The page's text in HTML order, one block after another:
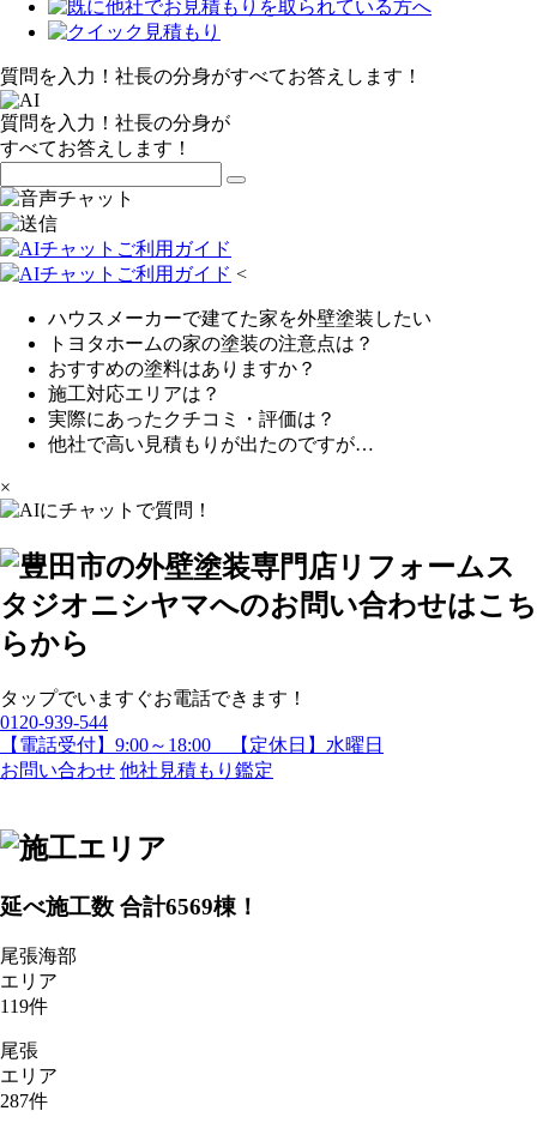
質問を入力！社長の分身がすべてお答えします！
質問を入力！社長の分身が
すべてお答えします！
<
ハウスメーカーで建てた家を外壁塗装したい
トヨタホームの家の塗装の注意点は？
おすすめの塗料はありますか？
施工対応エリアは？
実際にあったクチコミ・評価は？
他社で高い見積もりが出たのですが…
×
タップでいますぐお電話できます！
0120-939-544
【電話受付】9:00～18:00 【定休日】水曜日
お問い合わせ 他社見積もり鑑定
延べ施工数 合計6569棟！
尾張海部
エリア
119件
尾張
エリア
287件